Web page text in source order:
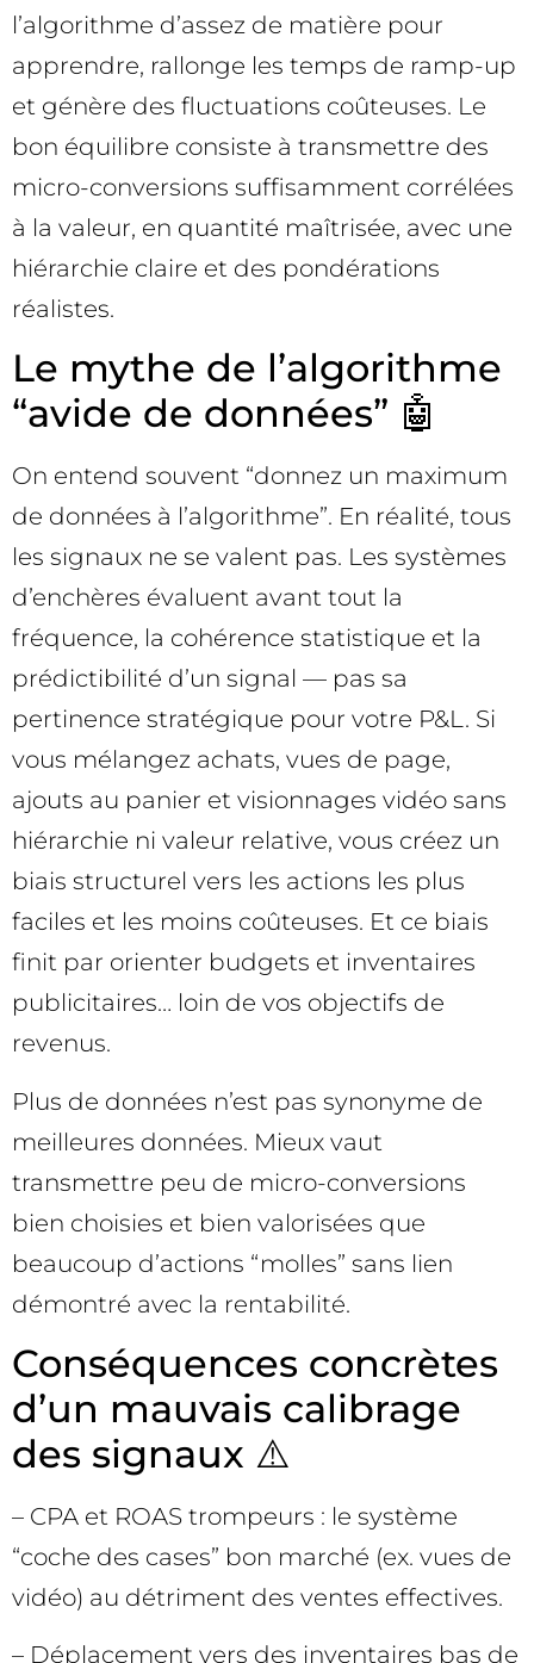
l’algorithme d’assez de matière pour
apprendre, rallonge les temps de ramp-up
et génère des fluctuations coûteuses. Le
bon équilibre consiste à transmettre des
micro-conversions suffisamment corrélées
à la valeur, en quantité maîtrisée, avec une
hiérarchie claire et des pondérations
réalistes.
Le mythe de l’algorithme
“avide de données” 🤖
On entend souvent “donnez un maximum
de données à l’algorithme”. En réalité, tous
les signaux ne se valent pas. Les systèmes
d’enchères évaluent avant tout la
fréquence, la cohérence statistique et la
prédictibilité d’un signal — pas sa
pertinence stratégique pour votre P&L. Si
vous mélangez achats, vues de page,
ajouts au panier et visionnages vidéo sans
hiérarchie ni valeur relative, vous créez un
biais structurel vers les actions les plus
faciles et les moins coûteuses. Et ce biais
finit par orienter budgets et inventaires
publicitaires… loin de vos objectifs de
revenus.
Plus de données n’est pas synonyme de
meilleures données. Mieux vaut
transmettre peu de micro-conversions
bien choisies et bien valorisées que
beaucoup d’actions “molles” sans lien
démontré avec la rentabilité.
Conséquences concrètes
d’un mauvais calibrage
des signaux ⚠️
– CPA et ROAS trompeurs : le système
“coche des cases” bon marché (ex. vues de
vidéo) au détriment des ventes effectives.
– Déplacement vers des inventaires bas de